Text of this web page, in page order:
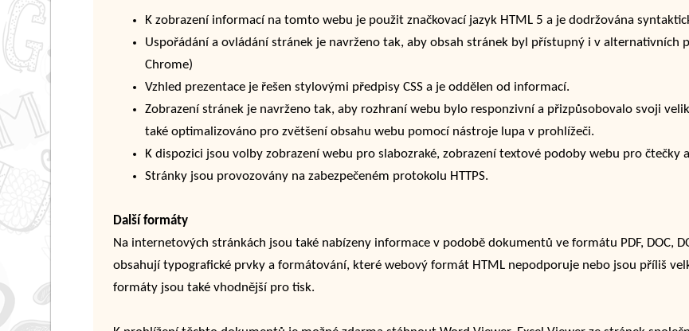
K zobrazení informací na tomto webu je použit značkovací jazyk HTML 5 a je dodržována
Uspořádání a ovládání stránek je navrženo tak, aby obsah stránek byl přístupný i v alternativních
Chrome)
Vzhled prezentace je řešen stylovými předpisy CSS a je oddělen od informací.
Zobrazení stránek je navrženo tak, aby rozhraní webu bylo responzivní a přizpůsobovalo svoji
také optimalizováno pro zvětšení obsahu webu pomocí nástroje lupa v prohlížeči.
K dispozici jsou volby zobrazení webu pro slabozraké, zobrazení textové podoby webu pro čtečky
Stránky jsou provozovány na zabezpečeném protokolu HTTPS.
Další formáty
Na internetových stránkách jsou také nabízeny informace v podobě dokumentů ve formátu PDF, DOC,
obsahují typografické prvky a formátování, které webový formát HTML nepodporuje nebo jsou příliš
formáty jsou také vhodnější pro tisk.